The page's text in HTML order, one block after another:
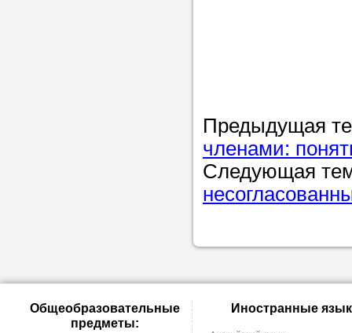
Предыдущая
членами:
Следующая
Общеобразовательные
предметы:
Иностранные